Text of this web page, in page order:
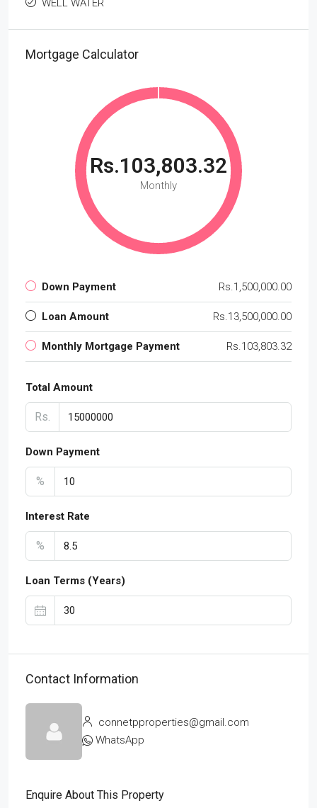
WELL WATER
Mortgage Calculator
Rs.103,803.32
Monthly
Down Payment Rs.1,500,000.00
Loan Amount Rs.13,500,000.00
Monthly Mortgage Payment Rs.103,803.32
Total Amount
Rs.
Down Payment
%
Interest Rate
%
Loan Terms (Years)
Contact Information
connetpproperties@gmail.com
WhatsApp
Enquire About This Property